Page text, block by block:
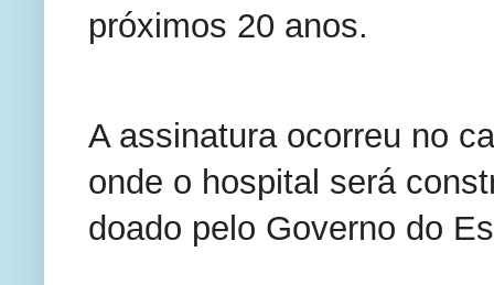
próximos 20 anos.
A assinatura ocorreu no
onde o hospital será
doado pelo Governo do